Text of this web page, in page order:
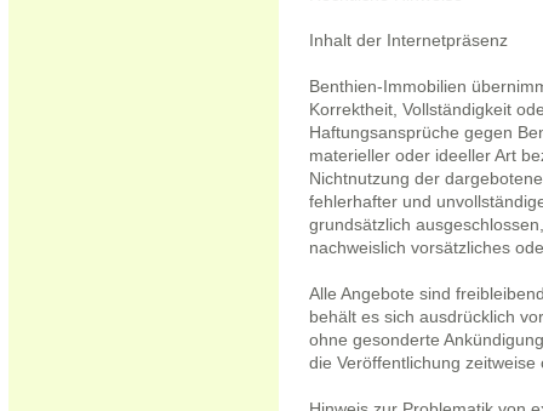
Inhalt der Internetpräsenz
Benthien-Immobilien
Korrektheit, Vollständigkeit
Haftungsansprüche gegen
materieller oder ideeller Art
Nichtnutzung der
fehlerhafter und
grundsätzlich
nachweislich vorsätzliches
Alle Angebote sind
behält es sich ausdrücklich
ohne gesonderte
die Veröffentlichung